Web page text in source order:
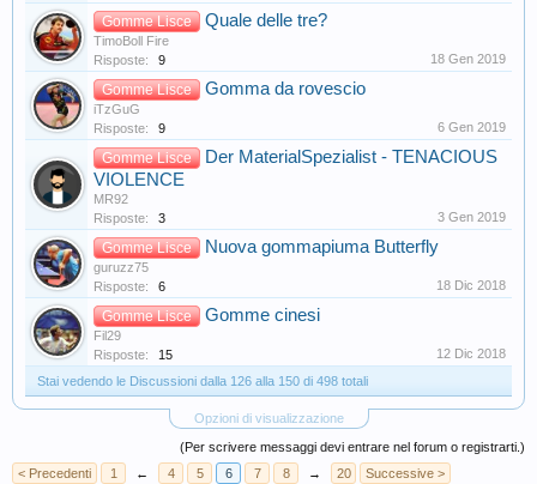
Gomme Lisce Quale delle tre?
TimoBoll Fire
Risposte:
9 18 Gen 2019
Gomme Lisce Gomma da rovescio
iTzGuG
Risposte:
9 6 Gen 2019
Gomme Lisce
Der MaterialSpezialist - TENACIOUS
VIOLENCE
MR92
Risposte:
3 3 Gen 2019
Gomme Lisce Nuova gommapiuma Butterfly
guruzz75
Risposte:
6 18 Dic 2018
Gomme Lisce Gomme cinesi
Fil29
Risposte:
15
12 Dic 2018
Stai vedendo le Discussioni dalla 126 alla 150 di 498 totali
Opzioni di visualizzazione
(Per scrivere messaggi devi entrare nel forum o registrarti.)
< Precedenti
1 ← 4 5 6 7 8 → 20 Successive >